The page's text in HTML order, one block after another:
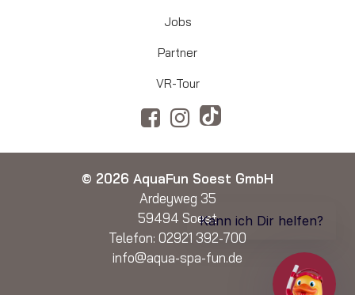
Jobs
Partner
VR-Tour
© 2026 AquaFun Soest GmbH
Ardeyweg 35
59494 Soest
Telefon: 02921 392-700
info@aqua-spa-fun.de